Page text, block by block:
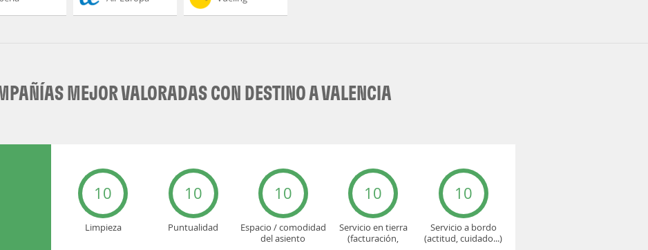
MEJOR VALORADAS CON DESTINO A VALENCIA
10
Limpieza
10
Puntualidad
10
Espacio / comodidad
del asiento
10
Servicio en tierra
(facturación,
10
Servicio a bordo
(actitud, cuidado...)